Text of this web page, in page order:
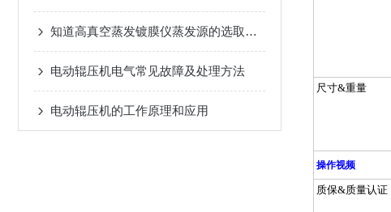
知道高真空蒸发镀膜仪蒸发源的选取原则吗？
电动辊压机电气常见故障及处理方法
电动辊压机的工作原理和应用
尺寸&重量
操作视频
质保&质量认证